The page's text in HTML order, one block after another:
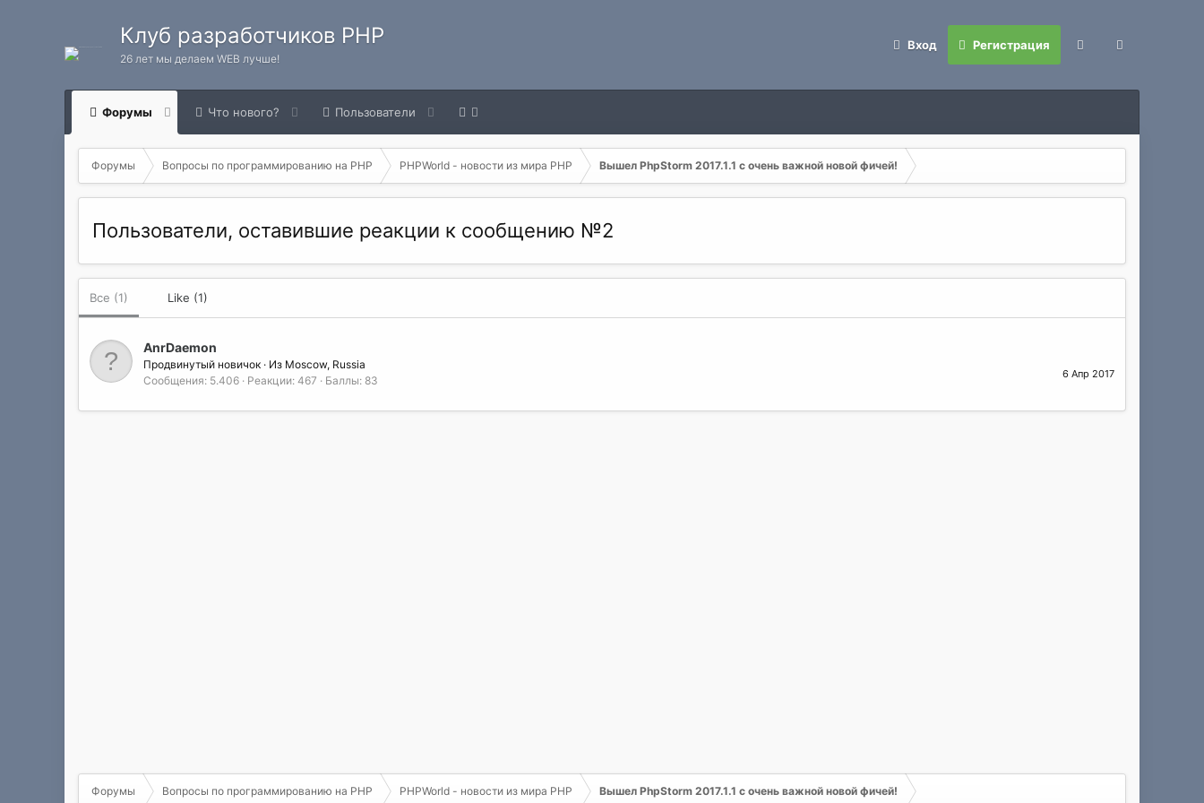
Клуб разработчиков PHP
26 лет мы делаем WEB лучше!
Вход Регистрация
Форумы Что нового? Пользователи
Форумы Вопросы по программированию на РНР PHPWorld - новости из мира PHP Вышел PhpStorm 2017.1.1 с очень важной новой фичей!
Пользователи, оставившие реакции к сообщению №2
Все (1) Like (1)
6 Апр 2017
AnrDaemon
Продвинутый новичок · Из Moscow, Russia
Сообщения 5.406 Реакции 467 Баллы 83
Форумы Вопросы по программированию на РНР PHPWorld - новости из мира PHP Вышел PhpStorm 2017.1.1 с очень важной новой фичей!